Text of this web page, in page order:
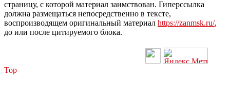
страницу, с которой материал заимствован. Гиперссылка
должна размещаться непосредственно в тексте,
воспроизводящем оригинальный материал https://zanmsk.ru/,
до или после цитируемого блока.
Top